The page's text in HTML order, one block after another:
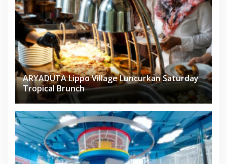
ARYADUTA Lippo Village Luncurkan Saturday
Tropical Brunch